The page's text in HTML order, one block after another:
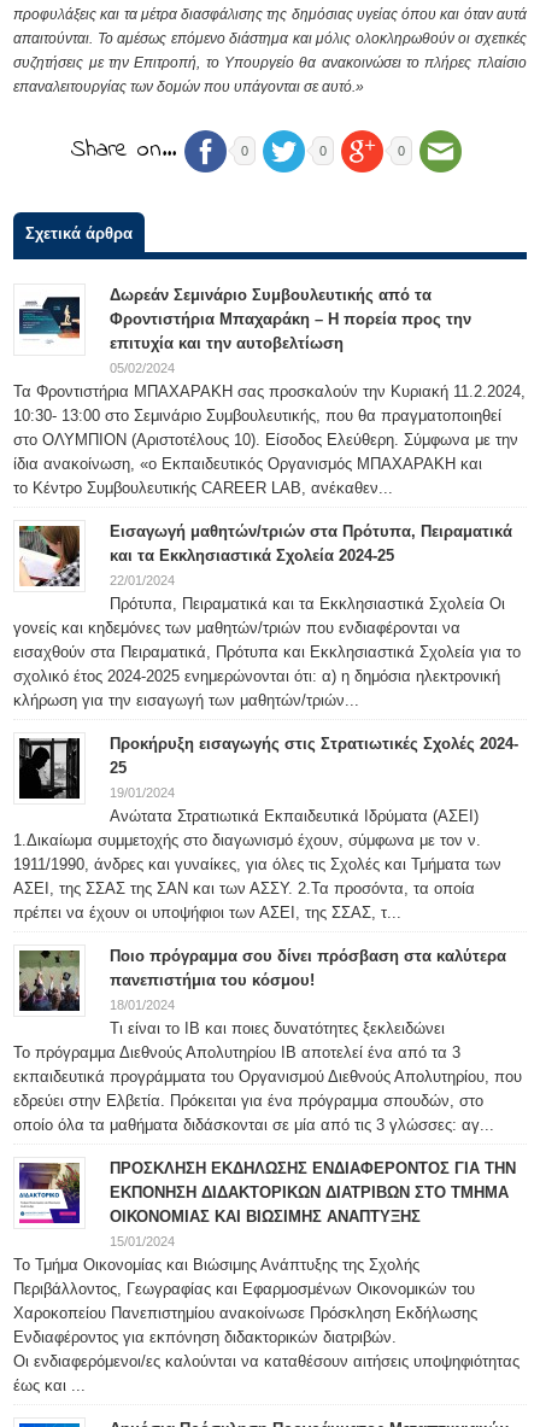
προφυλάξεις και τα μέτρα διασφάλισης της δημόσιας υγείας όπου και όταν αυτά
απαιτούνται. Το αμέσως επόμενο διάστημα και μόλις ολοκληρωθούν οι σχετικές
συζητήσεις με την Επιτροπή, το Υπουργείο θα ανακοινώσει το πλήρες πλαίσιο
επαναλειτουργίας των δομών που υπάγονται σε αυτό.»
Share on… 0 0 0
Σχετικά άρθρα
Δωρεάν Σεμινάριο Συμβουλευτικής από τα
Φροντιστήρια Μπαχαράκη – Η πορεία προς την
επιτυχία και την αυτοβελτίωση
05/02/2024
Τα Φροντιστήρια ΜΠΑΧΑΡΑΚΗ σας προσκαλούν την Κυριακή 11.2.2024,
10:30- 13:00 στο Σεμινάριο Συμβουλευτικής, που θα πραγματοποιηθεί
στο ΟΛΥΜΠΙΟΝ (Αριστοτέλους 10). Είσοδος Ελεύθερη. Σύμφωνα με την
ίδια ανακοίνωση, «ο Εκπαιδευτικός Οργανισμός ΜΠΑΧΑΡΑΚΗ και
το Κέντρο Συμβουλευτικής CAREER LAB, ανέκαθεν...
Εισαγωγή μαθητών/τριών στα Πρότυπα, Πειραματικά
και τα Εκκλησιαστικά Σχολεία 2024-25
22/01/2024
Πρότυπα, Πειραματικά και τα Εκκλησιαστικά Σχολεία Οι
γονείς και κηδεμόνες των μαθητών/τριών που ενδιαφέρονται να
εισαχθούν στα Πειραματικά, Πρότυπα και Εκκλησιαστικά Σχολεία για το
σχολικό έτος 2024-2025 ενημερώνονται ότι: α) η δημόσια ηλεκτρονική
κλήρωση για την εισαγωγή των μαθητών/τριών...
Προκήρυξη εισαγωγής στις Στρατιωτικές Σχολές 2024-
25
19/01/2024
Ανώτατα Στρατιωτικά Εκπαιδευτικά Ιδρύματα (ΑΣΕΙ)
1.Δικαίωμα συμμετοχής στο διαγωνισμό έχουν, σύμφωνα με τον ν.
1911/1990, άνδρες και γυναίκες, για όλες τις Σχολές και Τμήματα των
ΑΣΕΙ, της ΣΣΑΣ της ΣΑΝ και των ΑΣΣΥ. 2.Τα προσόντα, τα οποία
πρέπει να έχουν οι υποψήφιοι των ΑΣΕΙ, της ΣΣΑΣ, τ...
Ποιο πρόγραμμα σου δίνει πρόσβαση στα καλύτερα
πανεπιστήμια του κόσμου!
18/01/2024
Τι είναι το IB και ποιες δυνατότητες ξεκλειδώνει
Το πρόγραμμα Διεθνούς Απολυτηρίου IB αποτελεί ένα από τα 3
εκπαιδευτικά προγράμματα του Οργανισμού Διεθνούς Απολυτηρίου, που
εδρεύει στην Ελβετία. Πρόκειται για ένα πρόγραμμα σπουδών, στο
οποίο όλα τα μαθήματα διδάσκονται σε μία από τις 3 γλώσσες: αγ...
ΠΡΟΣΚΛΗΣΗ ΕΚΔΗΛΩΣΗΣ ΕΝΔΙΑΦΕΡΟΝΤΟΣ ΓΙΑ ΤΗΝ
ΕΚΠΟΝΗΣΗ ΔΙΔΑΚΤΟΡΙΚΩΝ ΔΙΑΤΡΙΒΩΝ ΣΤΟ ΤΜΗΜΑ
ΟΙΚΟΝΟΜΙΑΣ ΚΑΙ ΒΙΩΣΙΜΗΣ ΑΝΑΠΤΥΞΗΣ
15/01/2024
Το Τμήμα Οικονομίας και Βιώσιμης Ανάπτυξης της Σχολής
Περιβάλλοντος, Γεωγραφίας και Εφαρμοσμένων Οικονομικών του
Χαροκοπείου Πανεπιστημίου ανακοίνωσε Πρόσκληση Εκδήλωσης
Ενδιαφέροντος για εκπόνηση διδακτορικών διατριβών.
Οι ενδιαφερόμενοι/ες καλούνται να καταθέσουν αιτήσεις υποψηφιότητας
έως και ...